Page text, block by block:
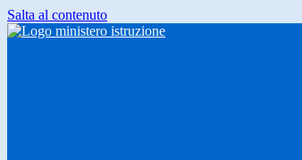
Salta al contenuto